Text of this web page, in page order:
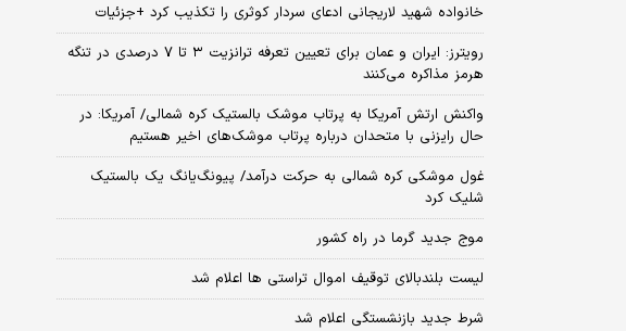
خانواده شهید لاریجانی ادعای سردار کوثری را تکذیب کرد +جزئیات
رویترز: ایران و عمان برای تعیین تعرفه ترانزیت ۳ تا ۷ درصدی در تنگه
هرمز مذاکره می‌کنند
واکنش ارتش آمریکا به پرتاب موشک بالستیک کره شمالی/ آمریکا: در
حال رایزنی با متحدان درباره پرتاب موشک‌های اخیر هستیم
غول موشکی کره شمالی به حرکت درآمد/ پیونگ‌یانگ یک بالستیک
شلیک کرد
موج جدید گرما در راه کشور
لیست بلندبالای توقیف اموال تراستی ها اعلام شد
شرط جدید بازنشستگی اعلام شد